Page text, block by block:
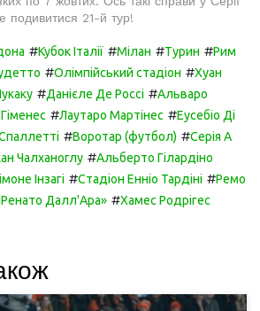
подивитися 21-й тур!
#Кубок Італії #Мілан #Турин #Рим
#Олімпійський стадіон #Хуан
#Данієле Де Россі #Альваро
#Лаутаро Мартінес #Еусебіо Ді
#Воротар (футбол) #Серія А
Чалханоглу #Альберто Гілардіно
Інзагі #Стадіон Енніо Тардіні #Ремо
Далл'Ара» #Хамес Родрігес